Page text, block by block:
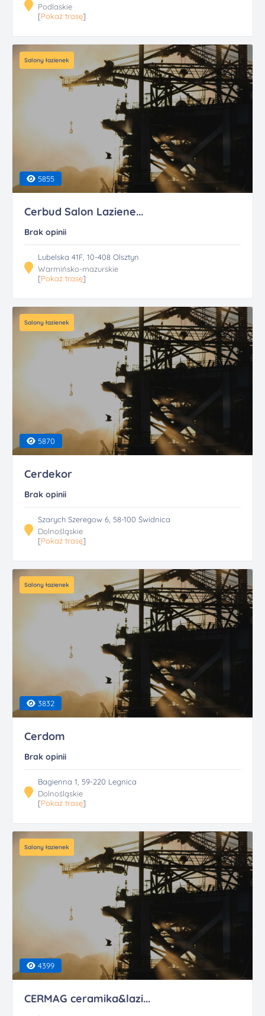
Podlaskie
[Pokaż trasę]
Salony łazienek
5855
Cerbud Salon Laziene...
Brak opinii
Lubelska 41F, 10-408 Olsztyn
Warmińsko-mazurskie
[Pokaż trasę]
Salony łazienek
5870
Cerdekor
Brak opinii
Szarych Szeregow 6, 58-100 Świdnica
Dolnośląskie
[Pokaż trasę]
Salony łazienek
3832
Cerdom
Brak opinii
Bagienna 1, 59-220 Legnica
Dolnośląskie
[Pokaż trasę]
Salony łazienek
4399
CERMAG ceramika&lazi...